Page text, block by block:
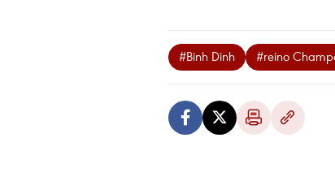
#Binh Dinh #reino